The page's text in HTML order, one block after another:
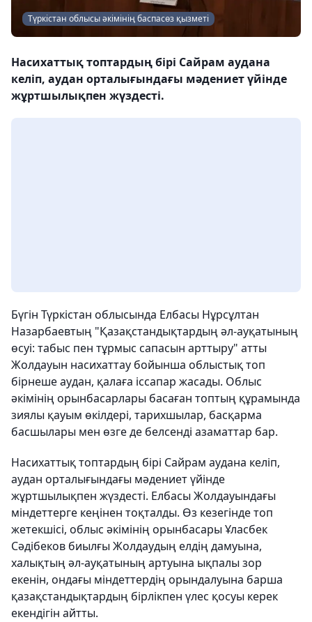
Түркістан облысы әкімінің баспасөз қызметі
Насихаттық топтардың бірі Сайрам аудана
келіп, аудан орталығындағы мәдениет үйінде
жұртшылықпен жүздесті.
Бүгін Түркістан облысында Елбасы Нұрсұлтан
Назарбаевтың "Қазақстандықтардың әл-ауқатының
өсуі: табыс пен тұрмыс сапасын арттыру" атты
Жолдауын насихаттау бойынша облыстық топ
бірнеше аудан, қалаға іссапар жасады. Облыс
әкімінің орынбасарлары басаған топтың құрамында
зиялы қауым өкілдері, тарихшылар, басқарма
басшылары мен өзге де белсенді азаматтар бар.
Насихаттық топтардың бірі Сайрам аудана келіп,
аудан орталығындағы мәдениет үйінде
жұртшылықпен жүздесті. Елбасы Жолдауындағы
міндеттерге кеңінен тоқталды. Өз кезегінде топ
жетекшісі, облыс әкімінің орынбасары Ұласбек
Сәдібеков биылғы Жолдаудың елдің дамуына,
халықтың әл-ауқатының артуына ықпалы зор
екенін, ондағы міндеттердің орындалуына барша
қазақстандықтардың бірлікпен үлес қосуы керек
екендігін айтты.